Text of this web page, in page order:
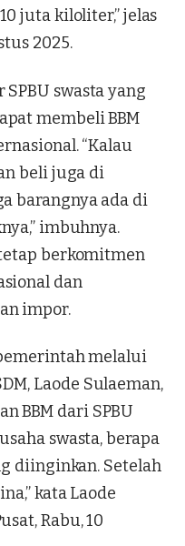
juta kiloliter,” jelas
2025.
swasta yang
membeli BBM
“Kalau
beli juga di
barangnya ada di
imbuhnya.
berkomitmen
dan
impor.
melalui
Laode Sulaeman,
BBM dari SPBU
swasta, berapa
diinginkan. Setelah
kata Laode
Rabu, 10